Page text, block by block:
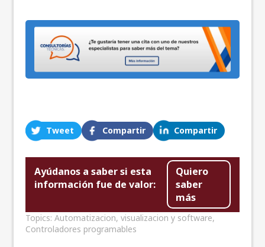
Tweet Compartir Compartir
Ayúdanos a saber si esta
información fue de valor:
Quiero
saber
más
Topics:Automatizacion, visualizacion y software,
Controladores programables